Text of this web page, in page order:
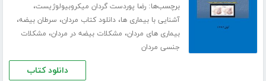
برچسب‌ها:رضا پوردست گردان میکروبیولوژیست،
آشنایی با بیماری ها،دانلود کتاب مردان، سرطان بیضه،
بیماری های مردان، مشکلات بیضه در مردان، مشکلات
جنسی مردان
دانلود کتاب